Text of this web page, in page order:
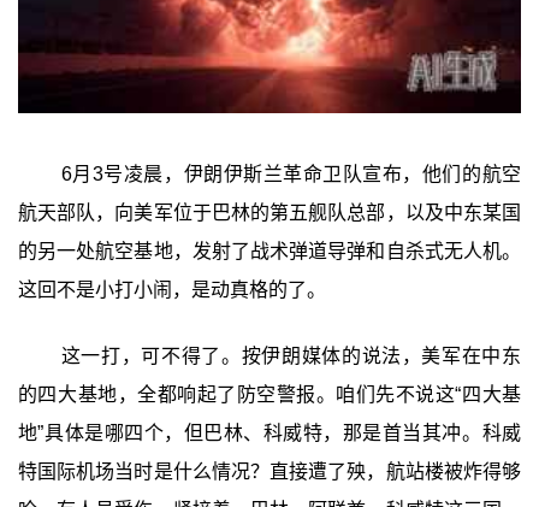
6月3号凌晨，伊朗伊斯兰革命卫队宣布，他们的航空
航天部队，向美军位于巴林的第五舰队总部，以及中东某国
的另一处航空基地，发射了战术弹道导弹和自杀式无人机。
这回不是小打小闹，是动真格的了。
这一打，可不得了。按伊朗媒体的说法，美军在中东
的四大基地，全都响起了防空警报。咱们先不说这“四大基
地”具体是哪四个，但巴林、科威特，那是首当其冲。科威
特国际机场当时是什么情况？直接遭了殃，航站楼被炸得够